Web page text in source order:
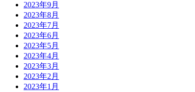
2023年9月
2023年8月
2023年7月
2023年6月
2023年5月
2023年4月
2023年3月
2023年2月
2023年1月